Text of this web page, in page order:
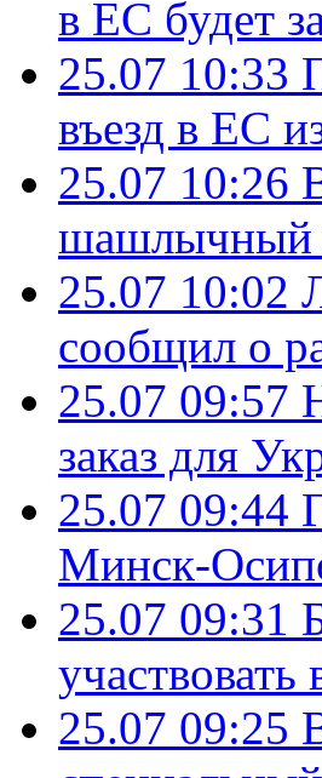
в ЕС будет
25.07 10:33
въезд в ЕС
25.07 10:26
шашлычный
25.07 10:02
сообщил о
25.07 09:57
заказ для
25.07 09:44
Минск-
25.07 09:31
25.07 09:25